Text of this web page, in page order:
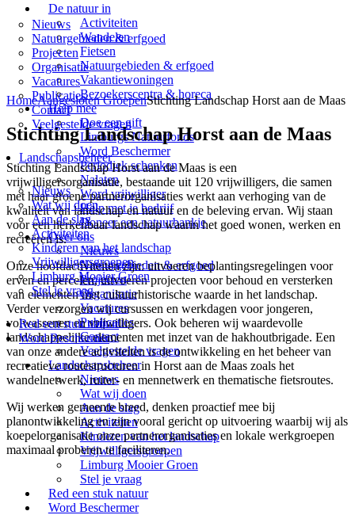
Nieuws
Natuurgebieden & erfgoed
Projecten
Organisatie
Vacatures
Publicaties
Contact
Veelgestelde vragen
Landschapsbeheer
Nieuws
Wat wij doen
Aan de slag
Activiteiten
Kinderen van het landschap
Vrijwilligersgroepen
Limburg Mooier Groen
Stel je vraag
Red een stuk natuur
Word Beschermer
De natuur in
Activiteiten
Wandelen
Fietsen
Natuurgebieden & erfgoed
Vakantiewoningen
Bezoekerscentra & horeca
Help mee
Doe een gift
Limburgs Natuurfonds
Word Beschermer
Periodiek schenken
Nalaten
Word vrijwilliger
Help met je bedrijf
Doneer een natuurbankje
Over ons
Nieuws
Natuurgebieden & erfgoed
Projecten
Organisatie
Vacatures
Publicaties
Contact
Veelgestelde vragen
Landschapsbeheer
Nieuws
Wat wij doen
Aan de slag
Activiteiten
Kinderen van het landschap
Vrijwilligersgroepen
Limburg Mooier Groen
Stel je vraag
Red een stuk natuur
Word Beschermer
HomeAangesloten GroepenStichting Landschap Horst aan de Maas
Stichting Landschap Horst aan de Maas
Stichting Landschap Horst aan de Maas is een
vrijwilligersorganisatie, bestaande uit 120 vrijwilligers, die samen
met haar groene partnerorganisaties werkt aan verhoging van de
kwaliteit van landschap en natuur en de beleving ervan. Wij staan
voor een herkenbaar landschap waarin het goed wonen, werken en
recreëren is.
Onze hoofdactiviteiten zijn: uitvoeren beplantingsregelingen voor
erven en percelen, uitvoeren projecten voor behoud en versterken
van elementen met cultuurhistorische waarde in het landschap.
Verder verzorgen wij cursussen en werkdagen voor jongeren,
volwassenen en vrijwilligers. Ook beheren wij waardevolle
landschappelijke elementen met inzet van de hakhoutbrigade. Een
van onze andere activiteiten is de ontwikkeling en het beheer van
recreatieve routestructuren in Horst aan de Maas zoals het
wandelnetwerk, ruiter- en mennetwerk en thematische fietsroutes.
Wij werken gemeente breed, denken proactief mee bij
planontwikkeling en zijn vooral gericht op uitvoering waarbij wij als
koepelorganisatie onze partnerorganisaties en lokale werkgroepen
maximaal proberen te faciliteren.